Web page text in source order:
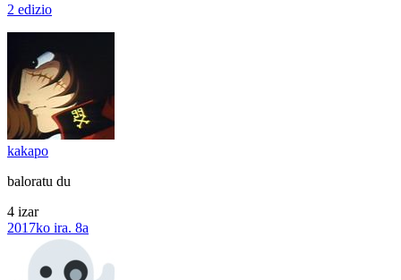
2 edizio
kakapo
baloratu du
4 izar
2017ko ira. 8a